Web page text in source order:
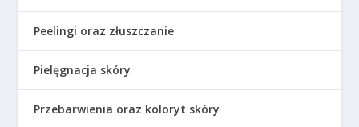
Peelingi oraz złuszczanie
Pielęgnacja skóry
Przebarwienia oraz koloryt skóry